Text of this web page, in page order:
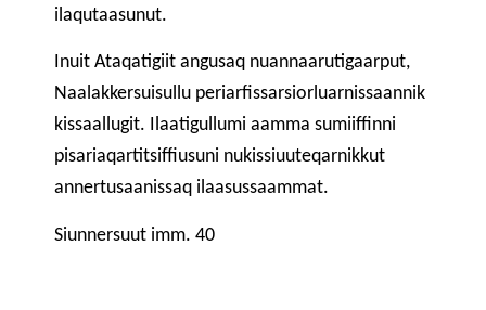
ilaqutaasunut.
Inuit Ataqatigiit angusaq nuannaarutigaarput,
Naalakkersuisullu periarfissarsiorluarnissaannik
kissaallugit. Ilaatigullumi aamma sumiiffinni
pisariaqartitsiffiusuni nukissiuuteqarnikkut
annertusaanissaq ilaasussaammat.
Siunnersuut imm. 40